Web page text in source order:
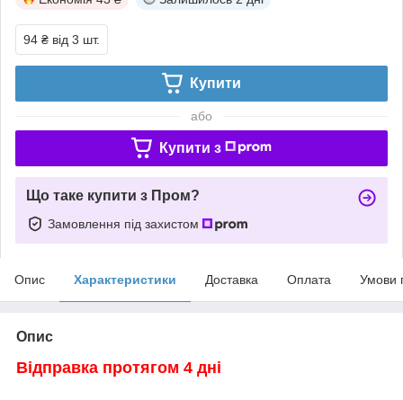
94 ₴ від 3 шт.
Купити
або
Купити з
Що таке купити з Пром?
Замовлення під захистом
Опис Характеристики Доставка Оплата Умови
Опис
Відправка протягом 4 дні